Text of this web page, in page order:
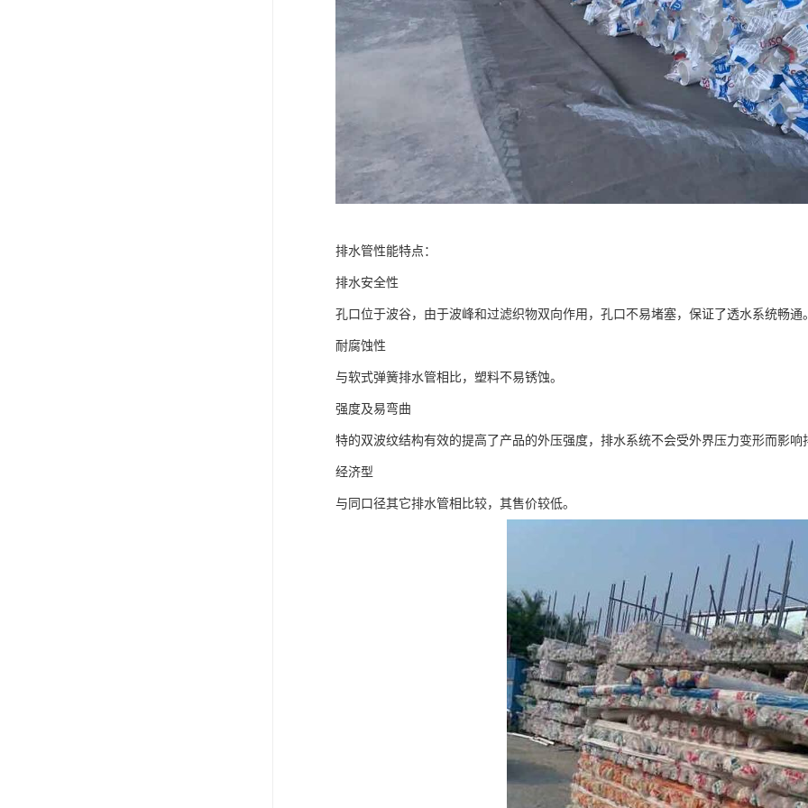
排水管性能特点：
排水安全性
孔口位于波谷，由于波峰和过滤织物双向作用，孔口不易堵塞，保证了透水系统畅通
耐腐蚀性
与软式弹簧排水管相比，塑料不易锈蚀。
强度及易弯曲
特的双波纹结构有效的提高了产品的外压强度，排水系统不会受外界压力变形而影响
经济型
与同口径其它排水管相比较，其售价较低。